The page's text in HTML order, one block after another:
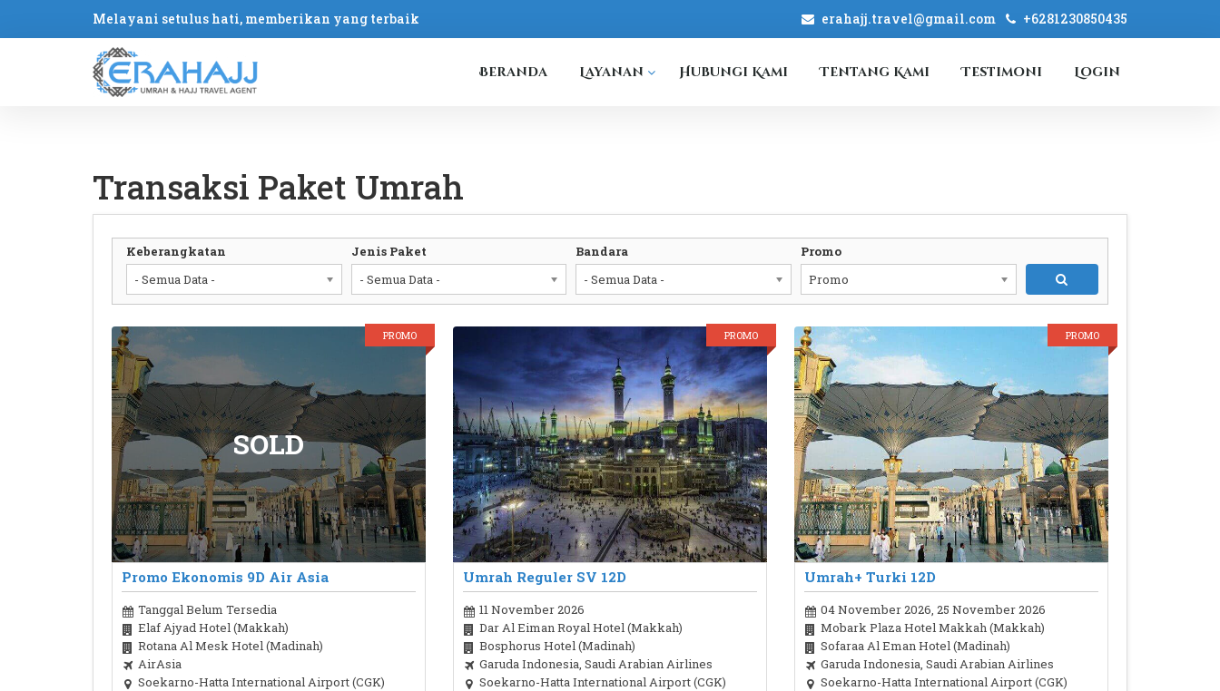
Melayani setulus hati, memberikan yang terbaik erahajj.travel@gmail.com +6281230850435
Beranda Layanan Hubungi Kami Tentang Kami Testimoni Login
Transaksi Paket Umrah
Keberangkatan
- Semua Data -
Jenis Paket
- Semua Data -
Bandara
- Semua Data -
Promo
Promo
PROMO
Promo Ekonomis 9D Air Asia
Tanggal Belum Tersedia
Elaf Ajyad Hotel (Makkah)
Rotana Al Mesk Hotel (Madinah)
AirAsia
Soekarno-Hatta International Airport (CGK)
PROMO
Umrah Reguler SV 12D
11 November 2026
Dar Al Eiman Royal Hotel (Makkah)
Bosphorus Hotel (Madinah)
Garuda Indonesia, Saudi Arabian Airlines
Soekarno-Hatta International Airport (CGK)
PROMO
Umrah+ Turki 12D
04 November 2026, 25 November 2026
Mobark Plaza Hotel Makkah (Makkah)
Sofaraa Al Eman Hotel (Madinah)
Garuda Indonesia, Saudi Arabian Airlines
Soekarno-Hatta International Airport (CGK)